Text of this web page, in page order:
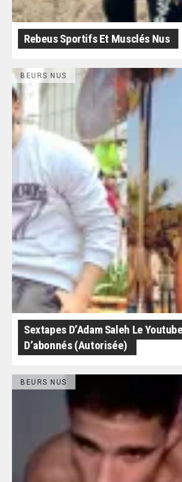
Rebeus Sportifs Et Musclés Nus
BEURS NUS
Sextapes D’Adam Saleh Le
D’abonnés (autorisée)
BEURS NUS